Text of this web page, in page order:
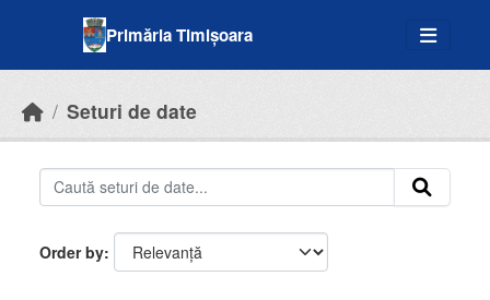
Primăria Timișoara
Seturi de date
Order by